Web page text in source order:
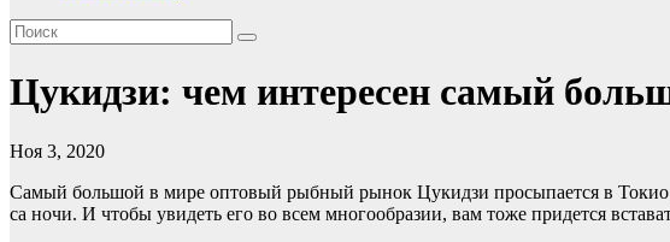
Цукидзи: чем интересен самый
Ноя 3, 2020
Самый большой в мире оптовый рыбный рынок Цукидзи просыпается в Токио
са ночи. И чтобы увидеть его во всем многообразии, вам тоже придется